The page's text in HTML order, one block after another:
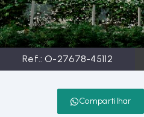
Ref.:O-27678-45112
Compartilhar